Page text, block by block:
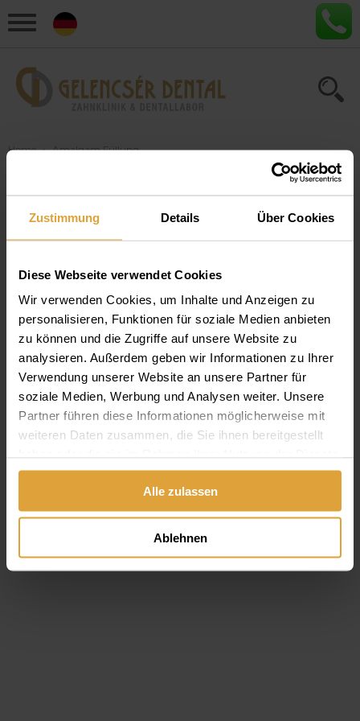
Zustimmung Details Über Cookies
Diese Webseite verwendet Cookies
Wir verwenden Cookies, um Inhalte und Anzeigen zu
personalisieren, Funktionen für soziale Medien anbieten
zu können und die Zugriffe auf unsere Website zu
analysieren. Außerdem geben wir Informationen zu Ihrer
Verwendung unserer Website an unsere Partner für
soziale Medien, Werbung und Analysen weiter. Unsere
Partner führen diese Informationen möglicherweise mit
weiteren Daten zusammen, die Sie ihnen bereitgestellt
haben oder die sie im Rahmen Ihrer Nutzung der Dienste
gesammelt haben.
Alle zulassen
Ablehnen
Home › Amalgam Füllung
Artikel zum Thema
"Amalgam Füllung"
Durch kranke Zähne verursachte
Beschwerden und was Sie dagegen
tun können
Wussten Sie, dass Karies der Auslöser für eine Reihe von
Folgeerkrankungen sein kann? Nicht nur Bakterien & Co. sind
verantwortlich!